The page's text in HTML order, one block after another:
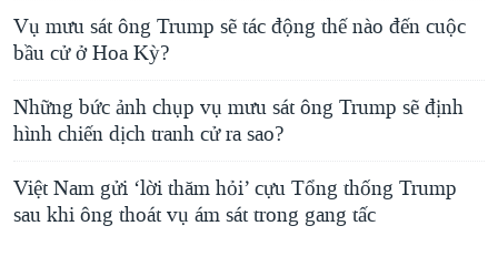
Vụ mưu sát ông Trump sẽ tác động thế nào đến cuộc
bầu cử ở Hoa Kỳ?
Những bức ảnh chụp vụ mưu sát ông Trump sẽ định
hình chiến dịch tranh cử ra sao?
Việt Nam gửi ‘lời thăm hỏi’ cựu Tổng thống Trump
sau khi ông thoát vụ ám sát trong gang tấc